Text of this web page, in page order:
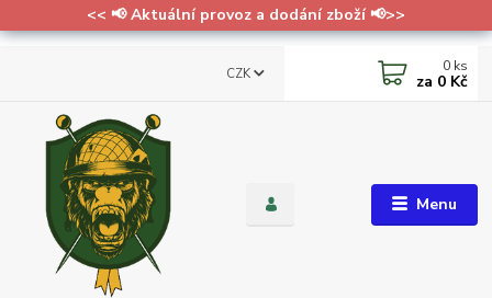
<< 📢 Aktuální provoz a dodání zboží 📢>>
Menu
CZK 0 ks
za 0 Kč